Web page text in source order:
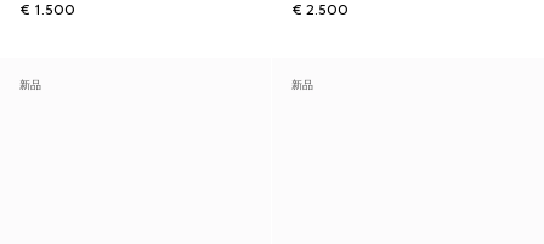
€ 1.500
€ 2.500
新品 新品